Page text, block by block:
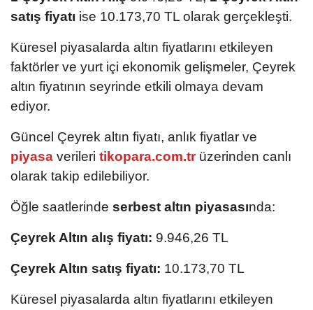
satış fiyatı ise 10.173,70 TL olarak gerçekleşti.
Küresel piyasalarda altın fiyatlarını etkileyen
faktörler ve yurt içi ekonomik gelişmeler, Çeyrek
altın fiyatının seyrinde etkili olmaya devam
ediyor.
Güncel Çeyrek altın fiyatı, anlık fiyatlar ve
piyasa verileri tikopara.com.trüzerinden canlı
olarak takip edilebiliyor.
Öğle saatlerinde serbest altın piyasasında:
Çeyrek Altın alış fiyatı: 9.946,26 TL
Çeyrek Altın satış fiyatı: 10.173,70 TL
Küresel piyasalarda altın fiyatlarını etkileyen